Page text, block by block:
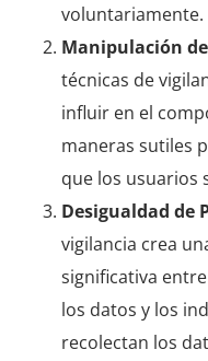
voluntariamente.
Manipulación
técnicas de
influir en el
maneras sutiles
que los usuarios
Desigualdad de
vigilancia crea
significativa
los datos y los
recolectan los